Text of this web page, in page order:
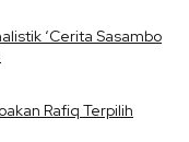
‘Cerita Sasambo
Rafiq Terpilih